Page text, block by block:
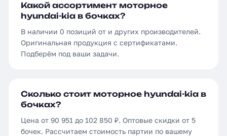
Какой ассортимент моторное
hyundai-kia в бочках?
В наличии 0 позиций от и других производителей.
Оригинальная продукция с сертификатами.
Подберём под ваши задачи.
Сколько стоит моторное hyundai-kia в
бочках?
Цена от 90 951 до 102 850 ₽. Оптовые скидки от 5
бочек. Рассчитаем стоимость партии по вашему